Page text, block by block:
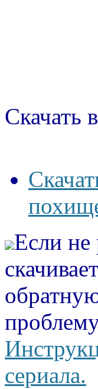
Скачать
Если не
сериала.